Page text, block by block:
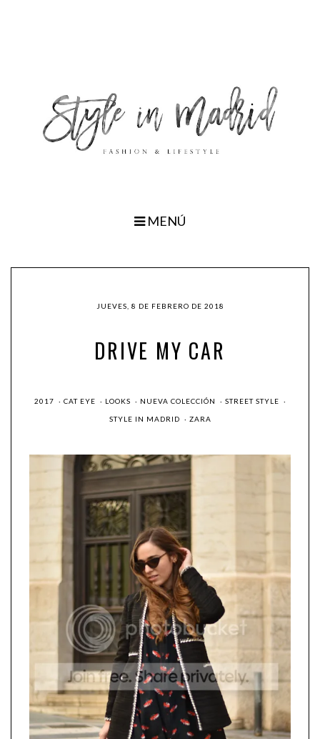
MENÚ
JUEVES, 8 DE FEBRERO DE 2018
DRIVE MY CAR
2017 · CAT EYE · LOOKS · NUEVA COLECCIÓN · STREET STYLE ·
STYLE IN MADRID · ZARA